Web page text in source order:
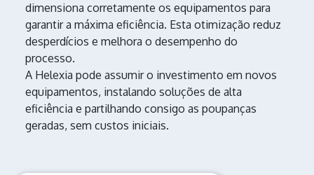
dimensiona corretamente os equipamentos para
garantir a máxima eficiência. Esta otimização reduz
desperdícios e melhora o desempenho do
processo.
A Helexia pode assumir o investimento em novos
equipamentos, instalando soluções de alta
eficiência e partilhando consigo as poupanças
geradas, sem custos iniciais.